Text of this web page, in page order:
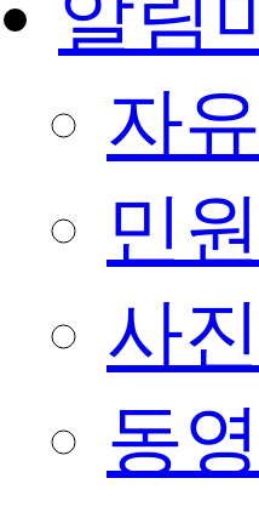
알림
자
민
사
동